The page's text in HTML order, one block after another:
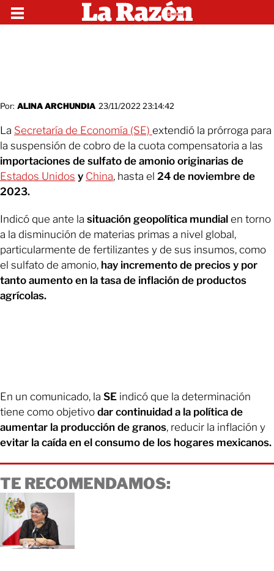
Por: ALINA ARCHUNDIA 23/11/2022 23:14:42
La Secretaría de Economía (SE) extendió la prórroga para
la suspensión de cobro de la cuota compensatoria a las
importaciones de sulfato de amonio originarias de
Estados Unidos y China, hasta el 24 de noviembre de
2023.
Indicó que ante la situación geopolítica mundial en torno
a la disminución de materias primas a nivel global,
particularmente de fertilizantes y de sus insumos, como
el sulfato de amonio, hay incremento de precios y por
tanto aumento en la tasa de inflación de productos
agrícolas.
En un comunicado, la SE indicó que la determinación
tiene como objetivo dar continuidad a la política de
aumentar la producción de granos, reducir la inflación y
evitar la caída en el consumo de los hogares mexicanos.
TE RECOMENDAMOS: